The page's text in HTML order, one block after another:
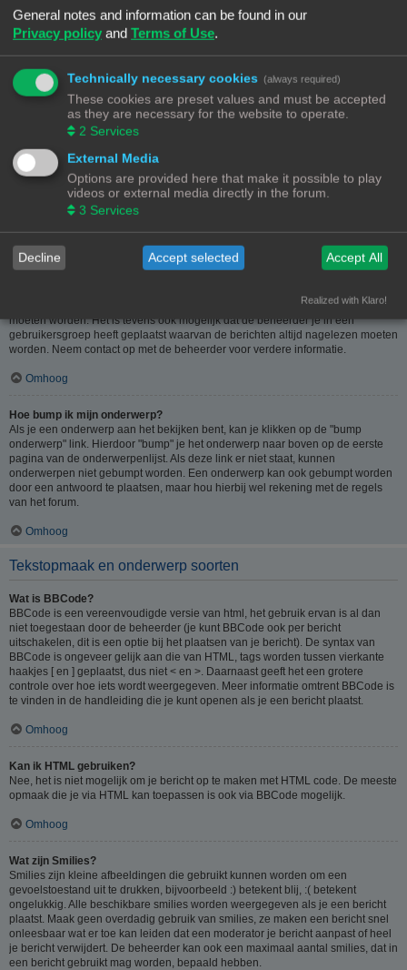
heeft hier dus in geen geval iets mee te maken.
Omhoog
Hoe kan ik berichten aan een moderator melden?
Als de beheerder het toelaat, kun je op de hiervoor dienende knop klikken bij
het bericht. Als je hierop geklikt hebt, moet je een paar verplichte stappen
volgen om de melding te versturen.
Waarvoor dient de "Opslaan"-knop bij het plaatsen van een bericht?
Hiermee kun je berichten opslaan om ze dan later af te werken en te plaatsen.
Een opgeslagen bericht kun je, via de bijhorende optie, in het
Omhoog
De beheerder kan beslist hebben dat geplaatste berichten eerst nagekeken
moeten worden. Het is tevens ook mogelijk dat de beheerder je in een
gebruikersgroep heeft geplaatst waarvan de berichten altijd nagelezen moeten
worden. Neem contact op met de beheerder voor verdere informatie.
Omhoog
Hoe bump ik mijn onderwerp?
Als je een onderwerp aan het bekijken bent, kan je klikken op de "bump
onderwerp" link. Hierdoor "bump" je het onderwerp naar boven op de eerste
pagina van de onderwerpenlijst. Als deze link er niet staat, kunnen
onderwerpen niet gebumpt worden. Een onderwerp kan ook gebumpt worden
door een antwoord te plaatsen, maar hou hierbij wel rekening met de regels
van het forum.
Omhoog
Tekstopmaak en onderwerp soorten
Wat is BBCode?
BBCode is een vereenvoudigde versie van html, het gebruik ervan is al dan
niet toegestaan door de beheerder (je kunt BBCode ook per bericht
uitschakelen, dit is een optie bij het plaatsen van je bericht). De syntax van
BBCode is ongeveer gelijk aan die van HTML, tags worden tussen vierkante
haakjes [ en ] geplaatst, dus niet < en >. Daarnaast geeft het een grotere
controle over hoe iets wordt weergegeven. Meer informatie omtrent BBCode is
te vinden in de handleiding die je kunt openen als je een bericht plaatst.
Omhoog
Kan ik HTML gebruiken?
Nee, het is niet mogelijk om je bericht op te maken met HTML code. De meeste
opmaak die je via HTML kan toepassen is ook via BBCode mogelijk.
Omhoog
Wat zijn Smilies?
Smilies zijn kleine afbeeldingen die gebruikt kunnen worden om een
gevoelstoestand uit te drukken, bijvoorbeeld :) betekent blij, :( betekent
ongelukkig. Alle beschikbare smilies worden weergegeven als je een bericht
plaatst. Maak geen overdadig gebruik van smilies, ze maken een bericht snel
onleesbaar wat er toe kan leiden dat een moderator je bericht aanpast of heel
je bericht verwijdert. De beheerder kan ook een maximaal aantal smilies, dat in
een bericht gebruikt mag worden, bepaald hebben.
General notes and information can be found in our
Privacy policy and Terms of Use.
Technically necessary cookies (always required)
These cookies are preset values and must be accepted
as they are necessary for the website to operate.
2 Services
External Media
Options are provided here that make it possible to play
videos or external media directly in the forum.
3 Services
Decline Accept selected Accept All
Realized with Klaro!